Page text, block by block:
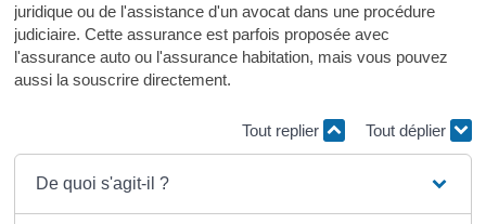
juridique ou de l'assistance d'un avocat dans une procédure
judiciaire. Cette assurance est parfois proposée avec
l'assurance auto ou l'assurance habitation, mais vous pouvez
aussi la souscrire directement.
Tout replier Tout déplier
De quoi s'agit-il ?